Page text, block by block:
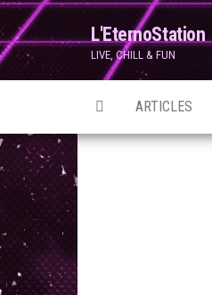
Skip
to
the
content
L'EternoStation
LIVE, CHILL & FUN
ARTICLES